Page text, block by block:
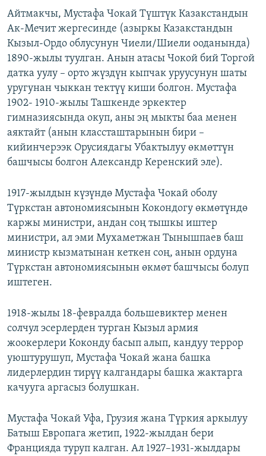
Айтмакчы, Мустафа Чокай Түштүк Казакстандын
Ак-Мечит жергесинде (азыркы Казакстандын
Кызыл-Ордо облусунун Чиели/Шиели ооданында)
1890-жылы туулган. Анын атасы Чокой бий Торгой
датка уулу – орто жүздүн кыпчак уруусунун шаты
уругунан чыккан тектүү киши болгон. Мустафа
1902- 1910-жылы Ташкенде эркектер
гимназиясында окуп, аны эң мыкты баа менен
аяктайт (анын классташтарынын бири –
кийинчерээк Орусиядагы Убактылуу өкмөттүн
башчысы болгон Александр Керенский эле).
1917-жылдын күзүндө Мустафа Чокай оболу
Түркстан автономиясынын Кокондогу өкмөтүндө
каржы министри, андан соң тышкы иштер
министри, ал эми Мухаметжан Тынышпаев баш
министр кызматынан кеткен соң, анын ордуна
Түркстан автономиясынын өкмөт башчысы болуп
иштеген.
1918-жылы 18-февралда большевиктер менен
солчул эсерлерден турган Кызыл армия
жоокерлери Коконду басып алып, кандуу террор
уюштурушуп, Мустафа Чокай жана башка
лидерлердин тирүү калгандары башка жактарга
качууга аргасыз болушкан.
Мустафа Чокай Уфа, Грузия жана Түркия аркылуу
Батыш Европага жетип, 1922-жылдан бери
Францияда туруп калган. Ал 1927–1931-жылдары